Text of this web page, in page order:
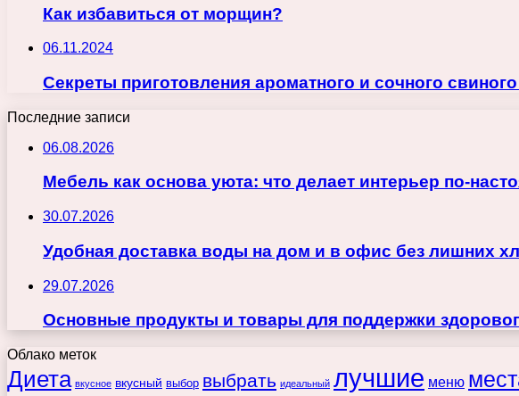
Как избавиться от морщин?
06.11.2024
Секреты приготовления ароматного и сочного
Последние записи
06.08.2026
Мебель как основа уюта: что делает интерьер по-
30.07.2026
Удобная доставка воды на дом и в офис без лишних
29.07.2026
Основные продукты и товары для поддержки
Облако меток
Диета вкусное вкусный выбор выбрать идеальный лучшие меню